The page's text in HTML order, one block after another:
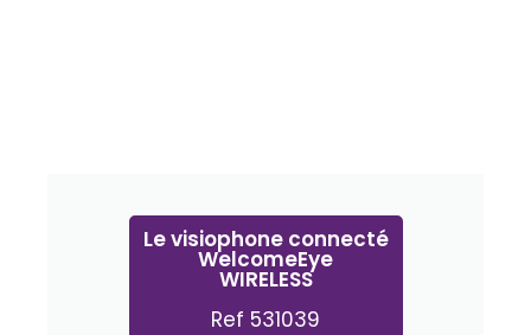
Le visiophone connecté
WelcomeEye
WIRELESS
Ref 531039